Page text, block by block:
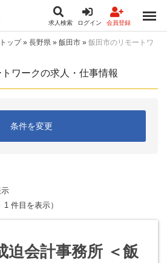
求人検索 ログイン 会員登録
ップ» 長野県 » 飯田市 » 飯田市のリモートワ
ワークの求人・仕事情報
条件を変更
示
1 件目を表示）
迫会計事務所 ＜飯